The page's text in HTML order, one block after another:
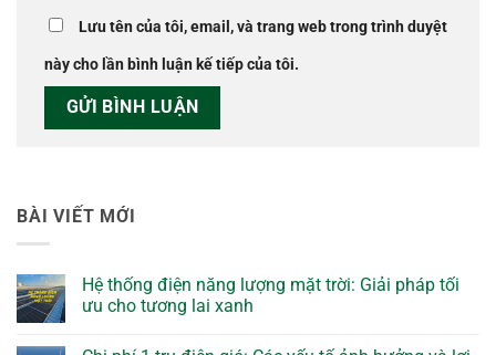
Lưu tên của tôi, email, và trang web trong trình duyệt
này cho lần bình luận kế tiếp của tôi.
BÀI VIẾT MỚI
Hệ thống điện năng lượng mặt trời: Giải pháp tối
ưu cho tương lai xanh